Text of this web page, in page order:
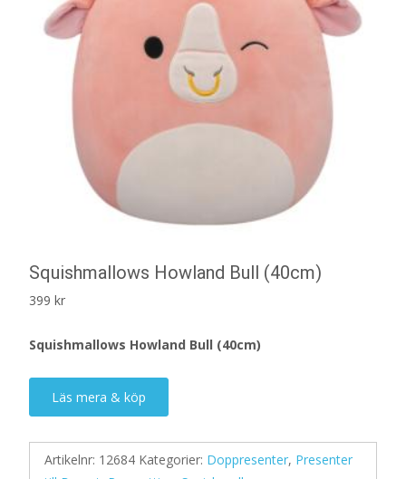
Squishmallows Howland Bull (40cm)
399 kr
Squishmallows Howland Bull (40cm)
Läs mera & köp
Artikelnr: 12684 Kategorier: Doppresenter, Presenter